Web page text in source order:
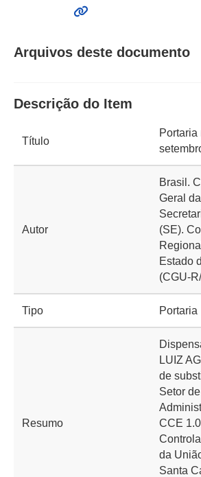
Arquivos deste documento
Descrição do Item
Título
Portaria
Autor
Brasil.
Geral
(SE).
Estado
(CGU-
Tipo Portaria
Resumo
LUIZ
de
Setor
CCE
da
Santa